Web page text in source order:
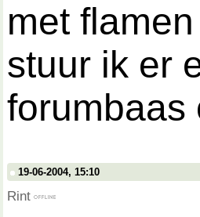
met
stuur ik er
forumbaas
19-06-2004, 15:10
Rint